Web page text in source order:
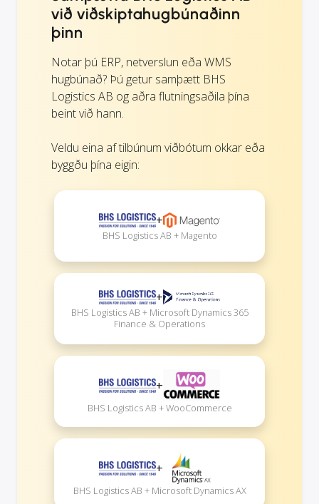
við viðskiptahugbúnaðinn
þinn
Notar þú ERP, netverslun eða WMS
hugbúnað? Þú getur samþætt BHS
Logistics AB og aðra flutningsaðila þína
beint við hann.
Veldu eina af tilbúnum viðbótum okkar eða
byggðu þína eigin:
+
BHS Logistics AB + Magento
+
BHS Logistics AB + Microsoft Dynamics 365
Finance & Operations
+
BHS Logistics AB + WooCommerce
+
BHS Logistics AB + Microsoft Dynamics AX